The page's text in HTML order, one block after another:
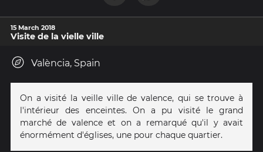
15 March 2018
Visite de la vielle ville
València, Spain
On a visité la veille ville de valence, qui se trouve à
l'intérieur des enceintes. On a pu visité le grand
marché de valence et on a remarqué qu'il y avait
énormément d'églises, une pour chaque quartier.